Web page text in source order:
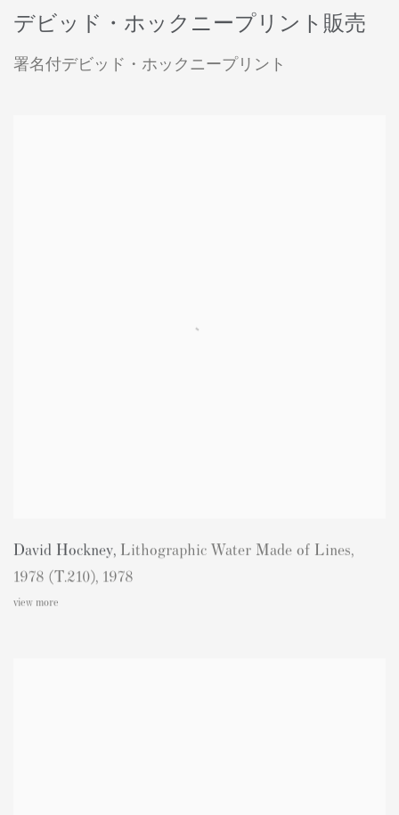
デビッド・ホックニープリント販売
署名付デビッド・ホックニープリント
David Hockney, Lithographic Water Made of Lines,
1978 (T.210), 1978
view more